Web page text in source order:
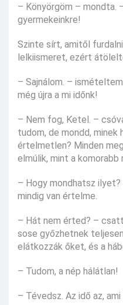
– Könyörgöm – mondta.
gyermekeinkre!
Szinte sírt, amitől
lelkiismeret, ezért
– Sajnálom. –
még újra a mi időnk!
– Nem fog, Ketel. –
tudom, de mondd, minek
értelmetlen? Minden
elmúlik, mint a komorabb
– Hogy mondhatsz
mindig van értelme.
– Hát nem érted? –
sose győzhetnek
elátkozzák őket, és a
– Tudom, a nép hálátlan!
– Tévedsz. Az idő az, ami